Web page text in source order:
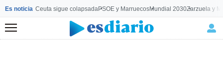
Es noticia Ceuta sigue colapsadaPSOE y MarruecosMundial 2030Zarzuela y
Menú